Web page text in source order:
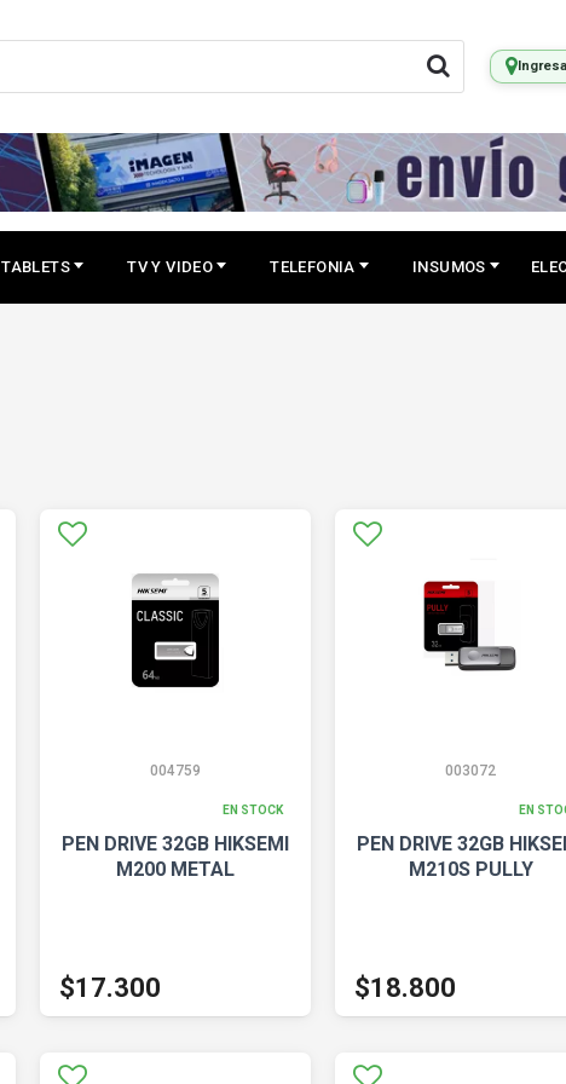
TABLETS TV Y VIDEO TELEFONIA INSUMOS
004759
EN STOCK
PEN DRIVE 32GB HIKSEMI
M200 METAL
$17.300
003072
EN
PEN DRIVE 32GB
M210S PULLY
$18.800